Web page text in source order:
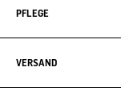
PFLEGE
VERSAND